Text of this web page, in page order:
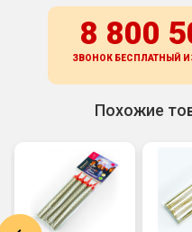
8 800
ЗВОНОК БЕСПЛАТНЫЙ
Похожие